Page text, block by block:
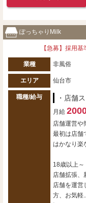
ぽっちゃりMilk
【急募】採用
業種 非風俗
エリア 仙台市
職種/給与 ・店舗
月給
店舗運営や
最初は店舗
はかなり楽
18歳以上～
店舗拡張、
店舗を運営
方、お気軽